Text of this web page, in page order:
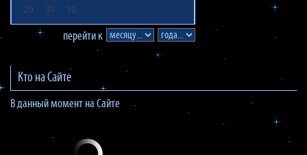
29
30 31
перейти к
Кто на Сайте
В данный момент на Сайте